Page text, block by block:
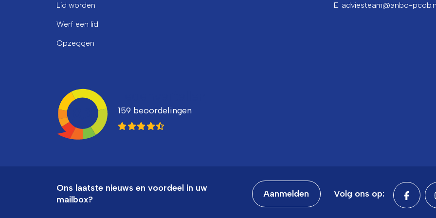
Lid worden
Werf een lid
Opzeggen
E: adviesteam@anbo-
159 beoordelingen
Ons laatste nieuws en voordeel in uw
mailbox?
Aanmelden Volg ons op: